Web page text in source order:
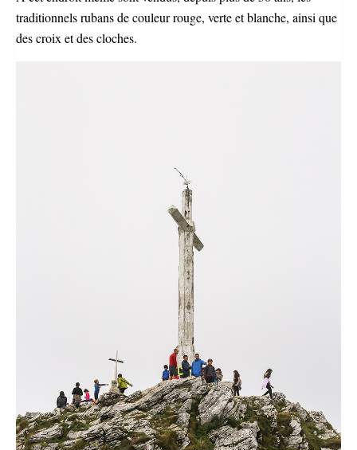
traditionnels rubans de couleur rouge, verte et blanche, ainsi que
des croix et des cloches.